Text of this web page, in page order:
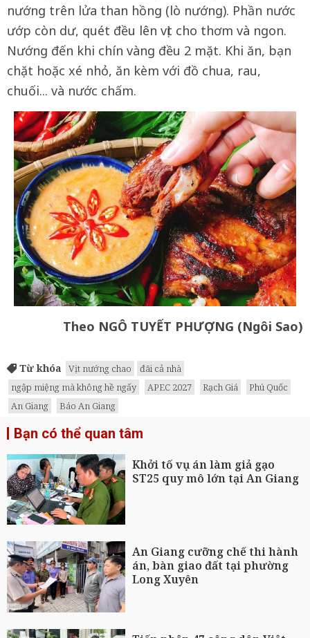
nướng trên lửa than hồng (lò nướng). Phần nước
ướp còn dư, quét đều lên vịt cho thơm và ngon.
Nướng đến khi chín vàng đều 2 mặt. Khi ăn, bạn
chặt hoặc xé nhỏ, ăn kèm với đồ chua, rau,
chuối... và nước chấm.
Theo NGÔ TUYẾT PHƯỢNG (Ngôi Sao)
Từ khóa Vịt nướng chao
đãi cả nhà
ngập miệng mà không hề ngấy
APEC 2027 Rạch Giá
Phú Quốc
An Giang
Báo An Giang
Bạn có thể quan tâm
Khởi tố vụ án làm giả gạo
ST25 quy mô lớn tại An Giang
An Giang cưỡng chế thi hành
án, bàn giao đất tại phường
Long Xuyên